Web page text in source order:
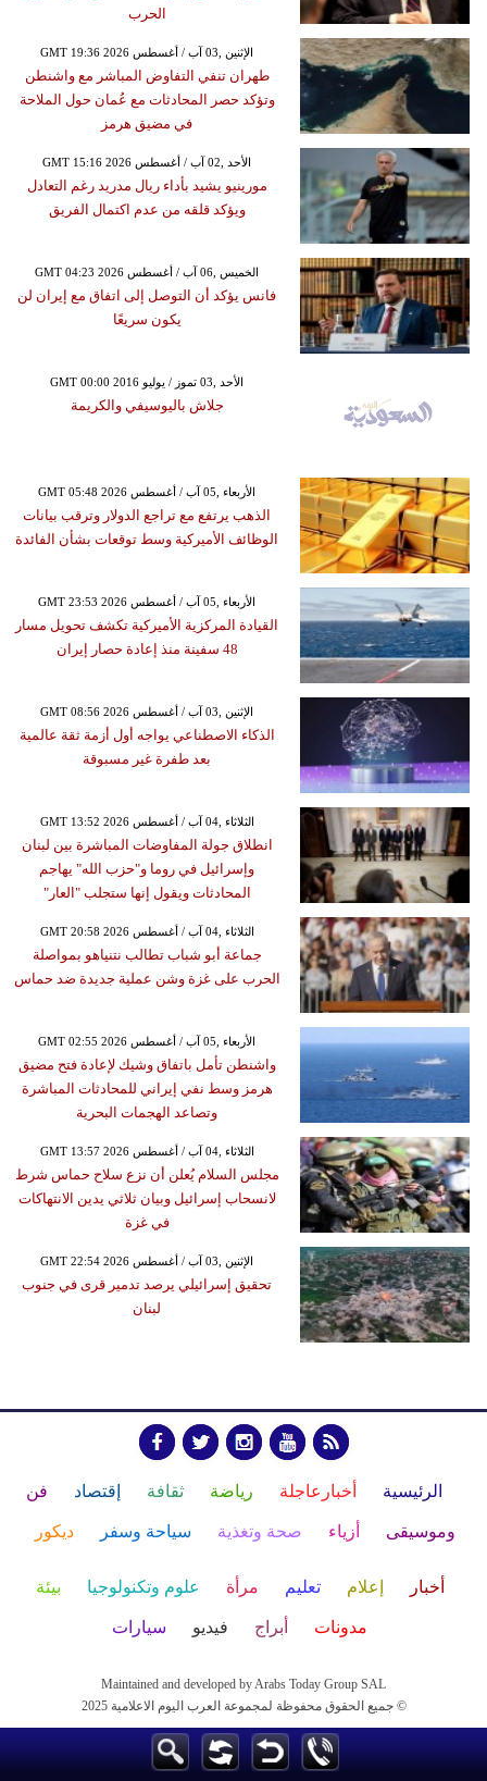
الحرب
GMT 19:36 2026 الإثنين ,03 آب / أغسطس
طهران تنفي التفاوض المباشر مع واشنطن
وتؤكد حصر المحادثات مع عُمان حول الملاحة
في مضيق هرمز
GMT 15:16 2026 الأحد ,02 آب / أغسطس
مورينيو يشيد بأداء ريال مدريد رغم التعادل
ويؤكد قلقه من عدم اكتمال الفريق
GMT 04:23 2026 الخميس ,06 آب / أغسطس
فانس يؤكد أن التوصل إلى اتفاق مع إيران لن
يكون سريعًا
GMT 00:00 2016 الأحد ,03 تموز / يوليو
جلاش باليوسيفي والكريمة
GMT 05:48 2026 الأربعاء ,05 آب / أغسطس
الذهب يرتفع مع تراجع الدولار وترقب بيانات
الوظائف الأميركية وسط توقعات بشأن الفائدة
GMT 23:53 2026 الأربعاء ,05 آب / أغسطس
القيادة المركزية الأميركية تكشف تحويل مسار
48 سفينة منذ إعادة حصار إيران
GMT 08:56 2026 الإثنين ,03 آب / أغسطس
الذكاء الاصطناعي يواجه أول أزمة ثقة عالمية
بعد طفرة غير مسبوقة
GMT 13:52 2026 الثلاثاء ,04 آب / أغسطس
انطلاق جولة المفاوضات المباشرة بين لبنان
وإسرائيل في روما و"حزب الله" يهاجم
المحادثات ويقول إنها ستجلب "العار"
GMT 20:58 2026 الثلاثاء ,04 آب / أغسطس
جماعة أبو شباب تطالب نتنياهو بمواصلة
الحرب على غزة وشن عملية جديدة ضد حماس
GMT 02:55 2026 الأربعاء ,05 آب / أغسطس
واشنطن تأمل باتفاق وشيك لإعادة فتح مضيق
هرمز وسط نفي إيراني للمحادثات المباشرة
وتصاعد الهجمات البحرية
GMT 13:57 2026 الثلاثاء ,04 آب / أغسطس
مجلس السلام يُعلن أن نزع سلاح حماس شرط
لانسحاب إسرائيل وبيان ثلاثي يدين الانتهاكات
في غزة
GMT 22:54 2026 الإثنين ,03 آب / أغسطس
تحقيق إسرائيلي يرصد تدمير قرى في جنوب
لبنان
الرئيسية أخبارعاجلة رياضة ثقافة إقتصاد فن
وموسيقى أزياء صحة وتغذية سياحة وسفر ديكور
أخبار إعلام تعليم مرأة علوم وتكنولوجيا بيئة
مدونات أبراج فيديو سيارات
Maintained and developed by Arabs Today Group SAL
جميع الحقوق محفوظة لمجموعة العرب اليوم الاعلامية 2025 ©